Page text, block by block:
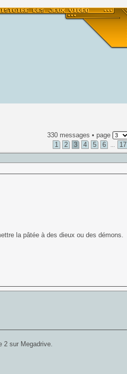
330 messages • page
1
2 3 4 5 6 17
la pâtée à des dieux ou des démons.
2 sur Megadrive.